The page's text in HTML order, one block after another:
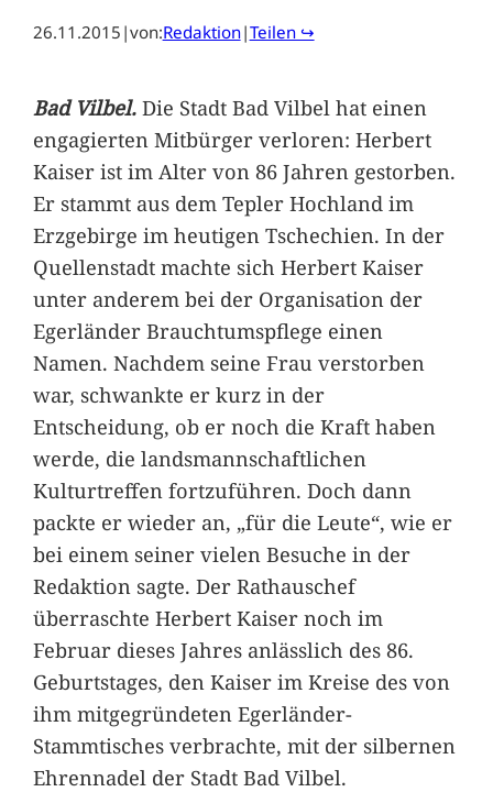
26.11.2015 |von:Redaktion|Teilen ↪
Bad Vilbel. Die Stadt Bad Vilbel hat einen
engagierten Mitbürger verloren: Herbert
Kaiser ist im Alter von 86 Jahren gestorben.
Er stammt aus dem Tepler Hochland im
Erzgebirge im heutigen Tschechien. In der
Quellenstadt machte sich Herbert Kaiser
unter anderem bei der Organisation der
Egerländer Brauchtumspflege einen
Namen. Nachdem seine Frau verstorben
war, schwankte er kurz in der
Entscheidung, ob er noch die Kraft haben
werde, die landsmannschaftlichen
Kulturtreffen fortzuführen. Doch dann
packte er wieder an, „für die Leute“, wie er
bei einem seiner vielen Besuche in der
Redaktion sagte. Der Rathauschef
überraschte Herbert Kaiser noch im
Februar dieses Jahres anlässlich des 86.
Geburtstages, den Kaiser im Kreise des von
ihm mitgegründeten Egerländer-
Stammtisches verbrachte, mit der silbernen
Ehrennadel der Stadt Bad Vilbel.